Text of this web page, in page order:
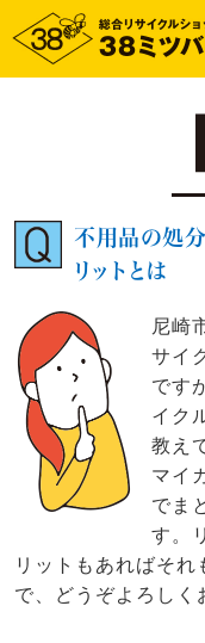
不用品の処分
リットとは
尼崎
サイ
です
イク
教え
マイ
でま
す。
リットもあればそ
で、どうぞよろしく